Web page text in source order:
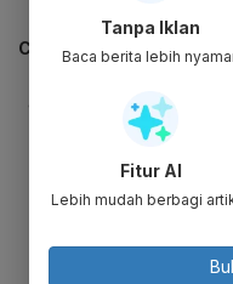
CEK JUGA DATA INI
Tanpa Iklan
Baca berita lebih
Fitur AI
Lebih mudah berbagi